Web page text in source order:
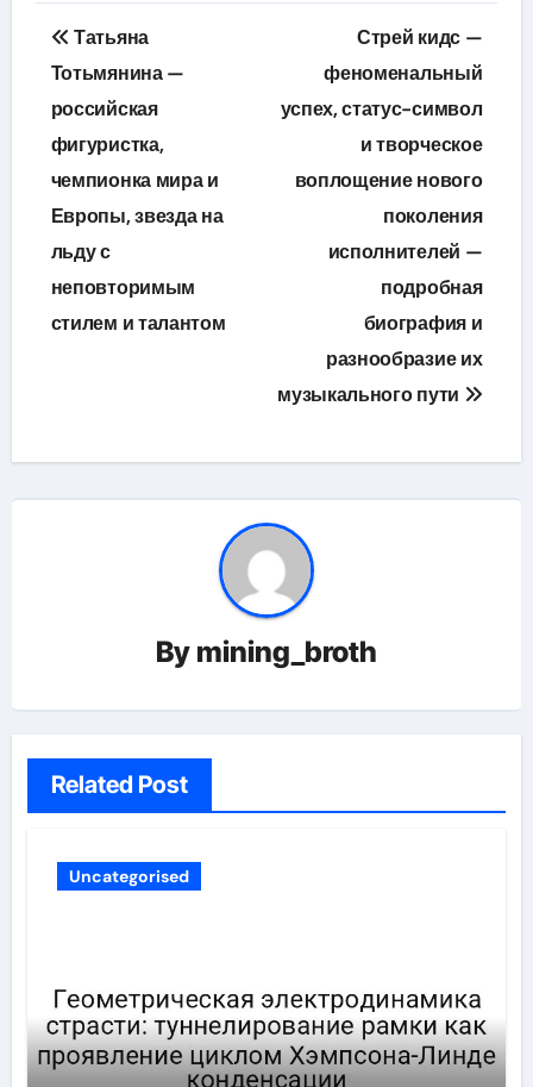
Навигация
по
записям
Татьяна
Тотьмянина —
российская
фигуристка,
чемпионка мира и
Европы, звезда на
льду с
неповторимым
стилем и талантом
Стрей кидс —
феноменальный
успех, статус-символ
и творческое
воплощение нового
поколения
исполнителей —
подробная
биография и
разнообразие их
музыкального пути
By mining_broth
Related Post
Uncategorised